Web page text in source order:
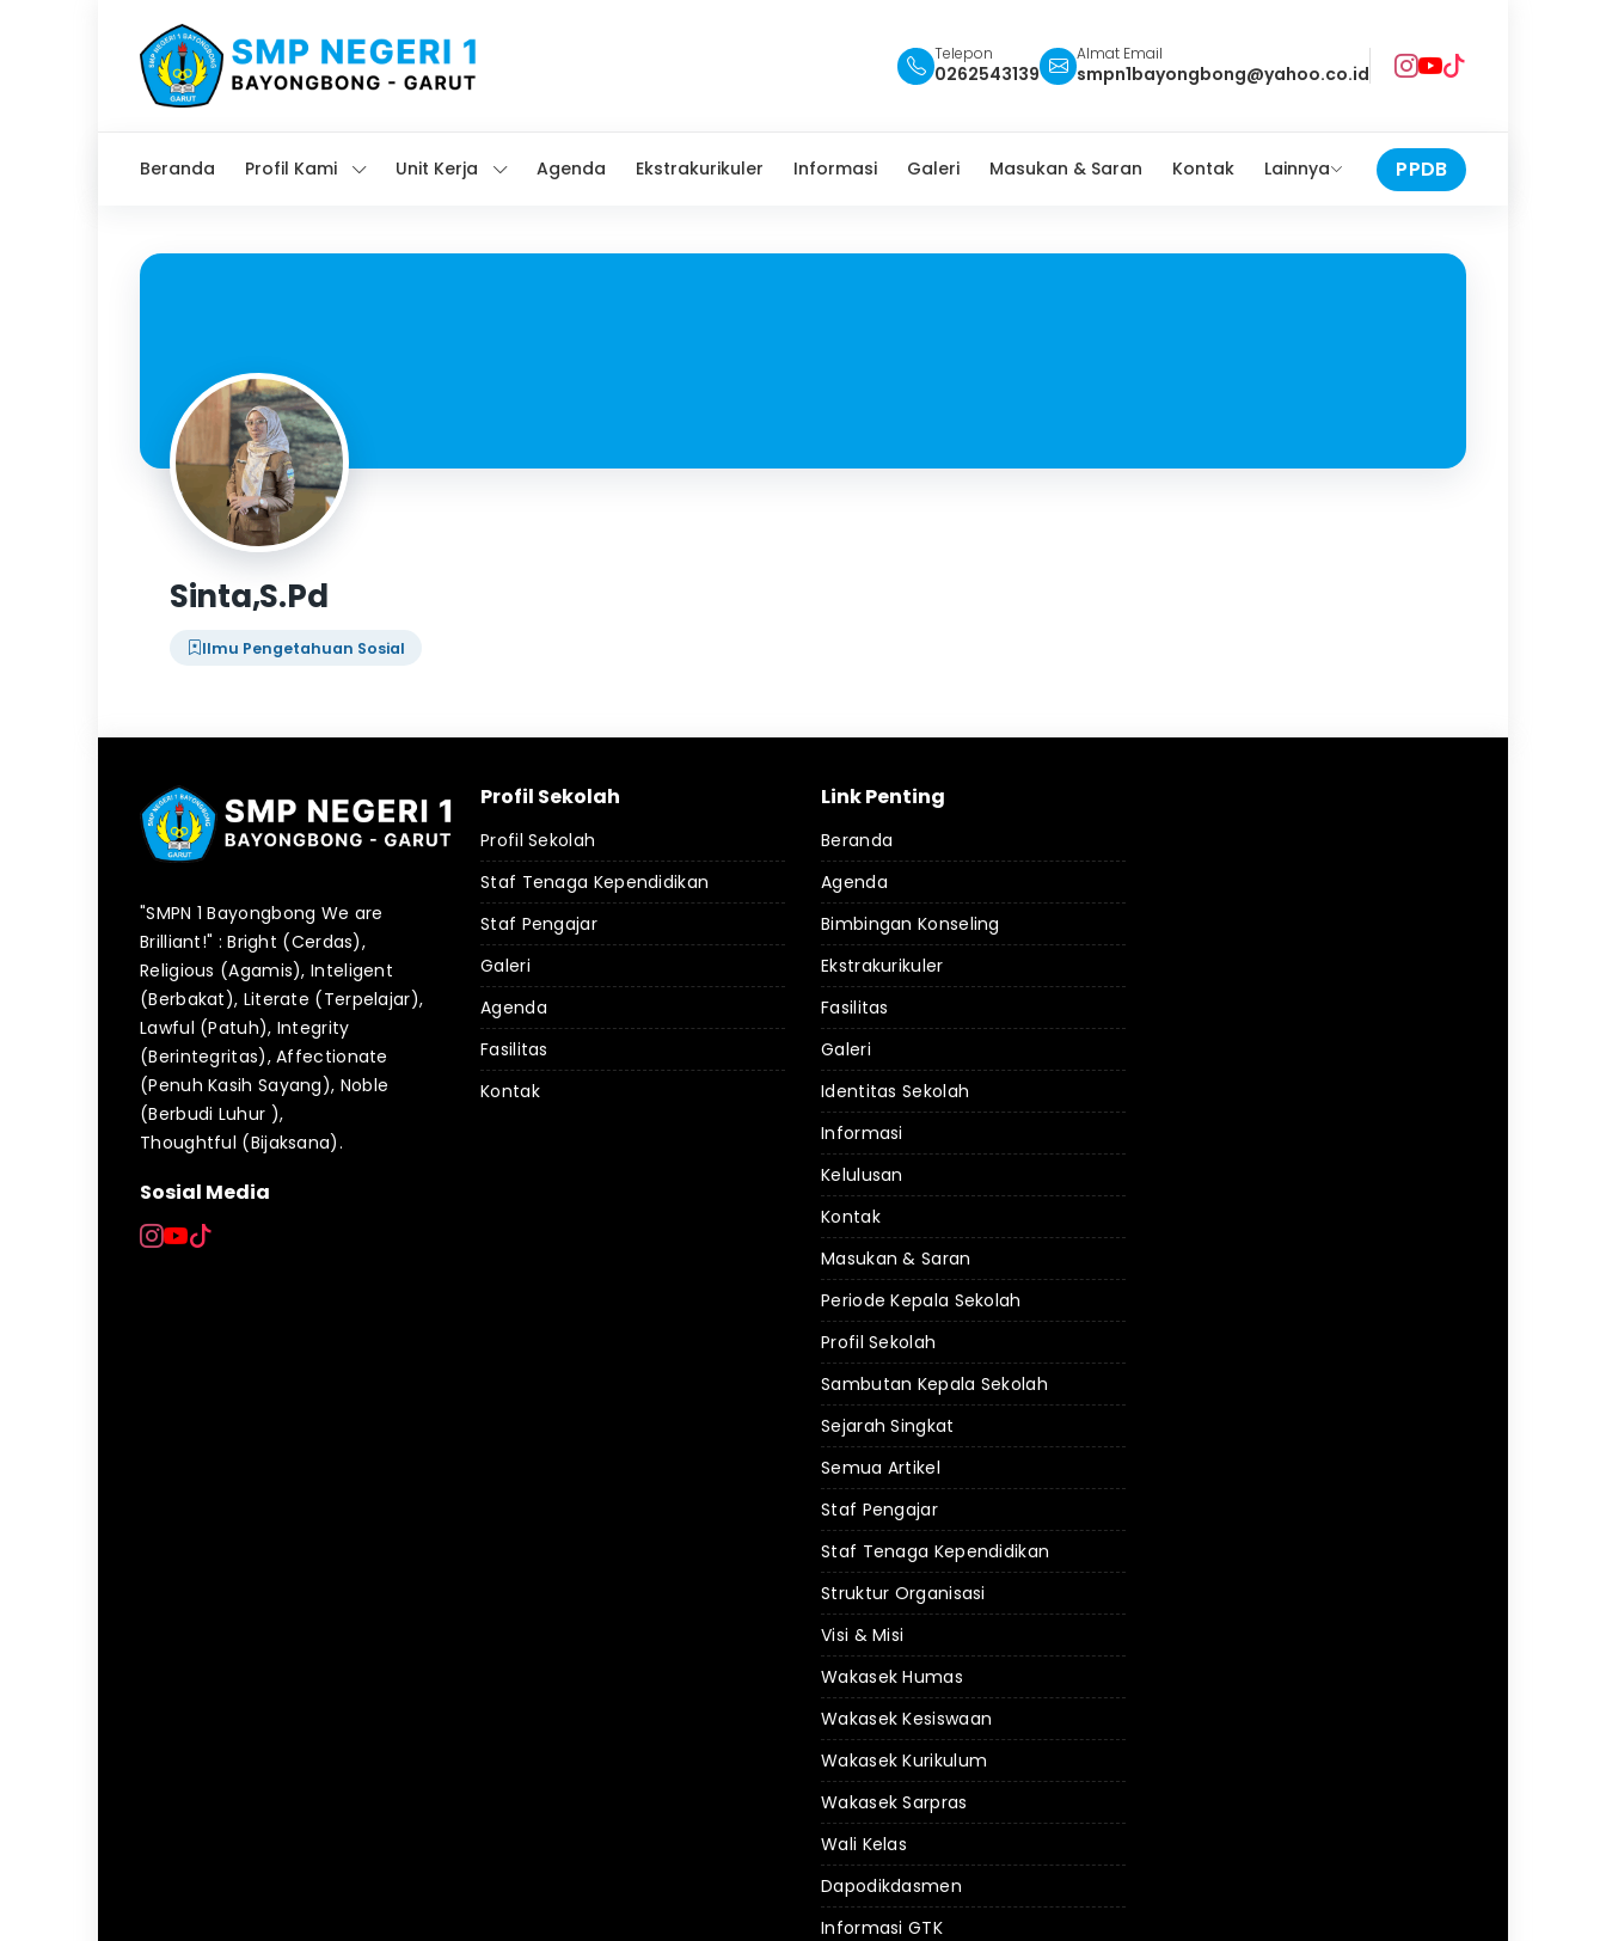
Telepon
0262543139
Almat Email
smpn1bayongbong@yahoo.co.id
Beranda Profil Kami Unit Kerja Agenda Ekstrakurikuler Informasi Galeri Masukan & Saran Kontak Lainnya PPDB
Sinta,S.Pd
Ilmu Pengetahuan Sosial
"SMPN 1 Bayongbong We are
Brilliant!" : Bright (Cerdas),
Religious (Agamis), Inteligent
(Berbakat), Literate (Terpelajar),
Lawful (Patuh), Integrity
(Berintegritas), Affectionate
(Penuh Kasih Sayang), Noble
(Berbudi Luhur ),
Thoughtful (Bijaksana).
Sosial Media
Profil Sekolah
Profil Sekolah
Staf Tenaga Kependidikan
Staf Pengajar
Galeri
Agenda
Fasilitas
Kontak
Link Penting
Beranda
Agenda
Bimbingan Konseling
Ekstrakurikuler
Fasilitas
Galeri
Identitas Sekolah
Informasi
Kelulusan
Kontak
Masukan & Saran
Periode Kepala Sekolah
Profil Sekolah
Sambutan Kepala Sekolah
Sejarah Singkat
Semua Artikel
Staf Pengajar
Staf Tenaga Kependidikan
Struktur Organisasi
Visi & Misi
Wakasek Humas
Wakasek Kesiswaan
Wakasek Kurikulum
Wakasek Sarpras
Wali Kelas
Dapodikdasmen
Informasi GTK